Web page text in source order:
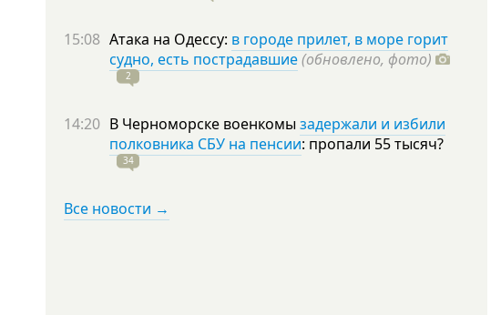
15:08 Атака на Одессу: в городе прилет, в море горит
судно, есть пострадавшие(обновлено, фото)
2
14:20 В Черноморске военкомы задержали и избили
полковника СБУ на пенсии: пропали 55тысяч?
34
Все новости →